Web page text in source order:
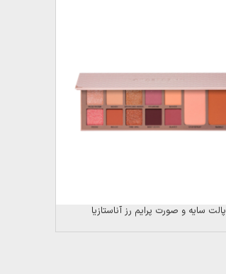
پالت سایه و صورت پرایم رز آناستازیا